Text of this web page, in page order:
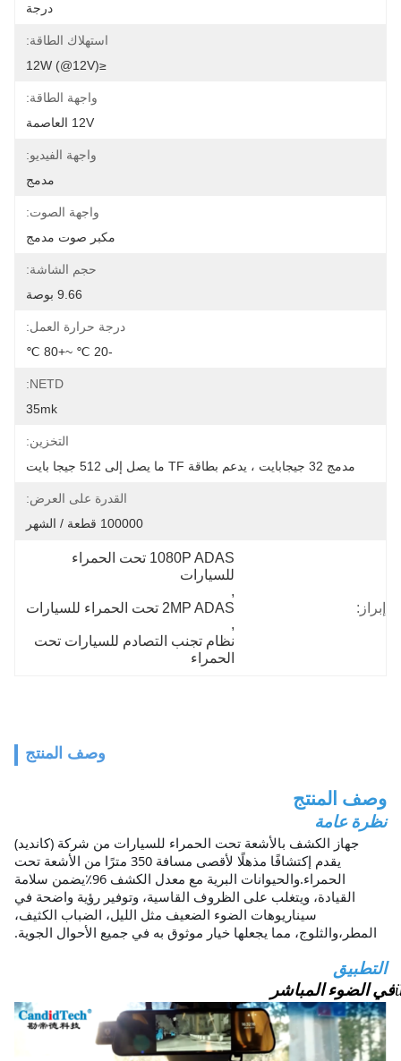
درجة
استهلاك الطاقة:
≤12W (@12V)
واجهة الطاقة:
12V العاصمة
واجهة الفيديو:
مدمج
واجهة الصوت:
مكبر صوت مدمج
حجم الشاشة:
9.66 بوصة
درجة حرارة العمل:
-20 ℃ ~+80 ℃
NETD:
35mk
التخزين:
مدمج 32 جيجابايت ، يدعم بطاقة TF ما يصل إلى 512 جيجا بايت
القدرة على العرض:
100000 قطعة / الشهر
إبراز:
للسيارات
,
2MP ADAS تحت الحمراء للسيارات
,
الحمراء
وصف المنتج
وصف المنتج
نظرة عامة
جهاز الكشف بالأشعة تحت الحمراء للسيارات من شركة (كانديد)
يقدم إكتشافًا مذهلًا لأقصى مسافة 350 مترًا من الأشعة تحت
الحمراء.والحيوانات البرية مع معدل الكشف 96٪يضمن سلامة
القيادة، ويتغلب على الظروف القاسية، وتوفير رؤية واضحة في
سيناريوهات الضوء الضعيف مثل الليل، الضباب الكثيف،
المطر،والثلوج، مما يجعلها خيار موثوق به في جميع الأحوال الجوية.
التطبيق
في الضوء المباشر